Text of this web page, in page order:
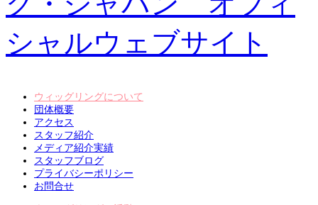
ウィッグリングについて
団体概要
アクセス
スタッフ紹介
メディア紹介実績
スタッフブログ
プライバシーポリシー
お問合せ